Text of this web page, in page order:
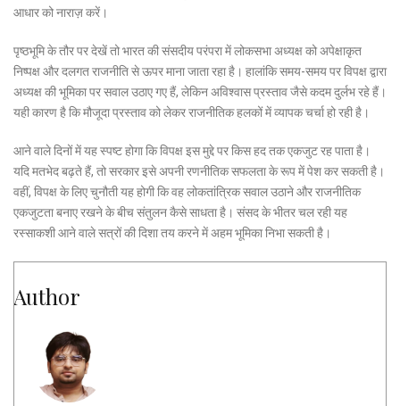
आधार को नाराज़ करें।
पृष्ठभूमि के तौर पर देखें तो भारत की संसदीय परंपरा में लोकसभा अध्यक्ष को अपेक्षाकृत
निष्पक्ष और दलगत राजनीति से ऊपर माना जाता रहा है। हालांकि समय-समय पर विपक्ष द्वारा
अध्यक्ष की भूमिका पर सवाल उठाए गए हैं, लेकिन अविश्वास प्रस्ताव जैसे कदम दुर्लभ रहे हैं।
यही कारण है कि मौजूदा प्रस्ताव को लेकर राजनीतिक हलकों में व्यापक चर्चा हो रही है।
आने वाले दिनों में यह स्पष्ट होगा कि विपक्ष इस मुद्दे पर किस हद तक एकजुट रह पाता है।
यदि मतभेद बढ़ते हैं, तो सरकार इसे अपनी रणनीतिक सफलता के रूप में पेश कर सकती है।
वहीं, विपक्ष के लिए चुनौती यह होगी कि वह लोकतांत्रिक सवाल उठाने और राजनीतिक
एकजुटता बनाए रखने के बीच संतुलन कैसे साधता है। संसद के भीतर चल रही यह
रस्साकशी आने वाले सत्रों की दिशा तय करने में अहम भूमिका निभा सकती है।
Author